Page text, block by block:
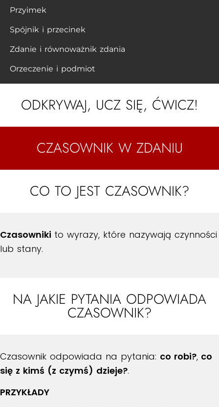
Przyimek
Spójnik i przecinek
Zdanie i równoważnik zdania
Orzeczenie i podmiot
ODKRYWAJ, UCZ SIĘ, ĆWICZ!
CZASOWNIK W ZDANIU
CO TO JEST CZASOWNIK?
Czasowniki to wyrazy, które nazywają czynności
lub stany.
NA JAKIE PYTANIA ODPOWIADA
CZASOWNIK?
Czasownik odpowiada na pytania: co robi?, co
się z kimś (z czymś) dzieje?.
PRZYKŁADY